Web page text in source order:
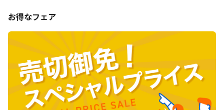
お得なフェア